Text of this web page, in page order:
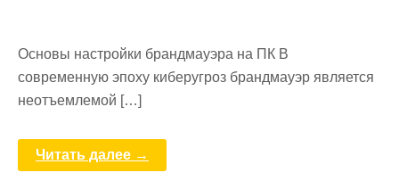
Основы настройки брандмауэра на ПК В
современную эпоху киберугроз брандмауэр является
неотъемлемой […]
Читать далее →